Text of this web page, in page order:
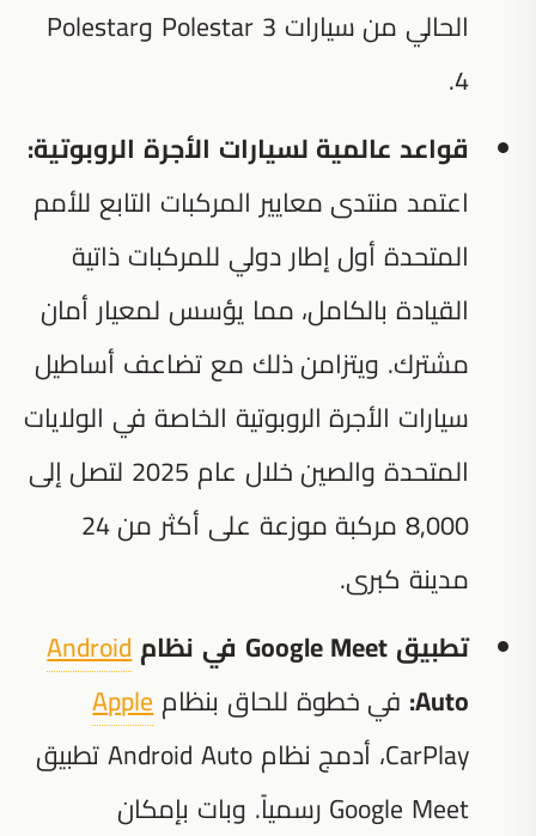
الحالي من سيارات Polestar 3 وPolestar
4.
قواعد عالمية لسيارات الأجرة الروبوتية:
اعتمد منتدى معايير المركبات التابع للأمم
المتحدة أول إطار دولي للمركبات ذاتية
القيادة بالكامل، مما يؤسس لمعيار أمان
مشترك. ويتزامن ذلك مع تضاعف أساطيل
سيارات الأجرة الروبوتية الخاصة في الولايات
المتحدة والصين خلال عام 2025 لتصل إلى
8,000 مركبة موزعة على أكثر من 24
مدينة كبرى.
تطبيق Google Meet في نظام
Android
Auto: في خطوة للحاق بنظامApple
CarPlay، أدمج نظام Android Auto تطبيق
Google Meet رسمياً. وبات بإمكان